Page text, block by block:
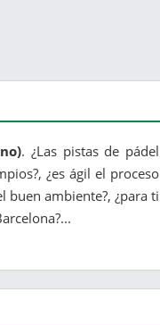
. ¿Las pistas de pádel
¿es ágil el proceso
buen ambiente?, ¿para ti